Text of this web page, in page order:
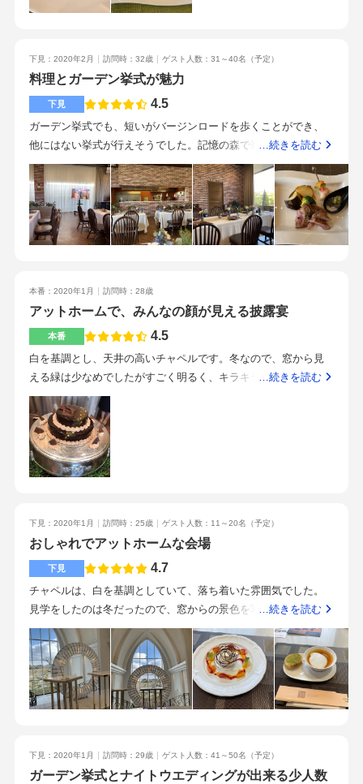
た。また、新郎新婦も当日料理を食べる時間があったので、美
で来るゲストがほとんどだったので気になりませんでした。(駅
から来るゲストにはタクシーを使ってもらいました)広い駐車場
があったのもとても良かったです。フレンドリーかつ安心感の
あるスタッフの方ばかりで、とてもありがたかったです。打ち
合わせも楽しくスムーズに進めてもらえました。前撮りや当日
の演出等も希望を全てかなえてもらえ、また、やりたいことは
そのままにコストを抑える提案もしていただけたりと、とても
助かりました。ゲストからも評判もとてもよく、後日「良い人
達だったね！」と多くのゲストから言ってもらえました。特に
を挙げて本当に良かったと思えました。私たちの不手際で起こ
ったハプニングにも柔軟に対応していただけて、とても助かり
ました。お料理もすごく美味しくて、また食べたいなと思うほ
どです。この式場に決めたのは、式場の雰囲気が自分達にピッ
タリだと思ったことと、見学の際に対応してくださったスタッ
フの方が素敵だったことと、試食したお料理がとても美味しか
ったことです。特に式場の人との相性は大事だと思います。式
の準備期間は何ヵ月と決して短くない期間なので、その時間も
楽しんで過ごしたいと思っていました。そのため、夫婦共に素
敵だなと感じたスタッフの方がいた式場に決めました。
なので希望にぴったりでした。パッケージプランを基本とした
ほどお料理を試食しましたが、お料理をかなり大事にされてい
るとだけあって、とても美味しかったです。オープンキッチン
から料理している様子がうかがえ、料理が出来るまでの音や匂
いただいた方にも喜ばれると思います。郡山駅から車で10分程
度と、駅から少し離れていますが、街から外れているので静か
な雰囲気でした。駅からの送迎バスも頼めます。(おそらく有料
だったと思います)わからないことだらけでしたが、ひとつひと
つ丁寧にお話して頂けました。とても話しやすく親身になって
こちらの話を聞いてくれたのでこちらも安心してお任せしたい
と思いました。少人数でアットホームな雰囲気が希望に合って
ただく方にも喜ばれると思います。スタッフの方にもお手伝い
頂きながら、自分達の好きなものを取り入れて、自分達らしい
友達だけ呼ぶなど、少人数の近い距離感で披露宴を行いたい方
にオススメです。
下見：2020年2月 訪問時：32歳 ゲスト人数：31～40名 （予定）
料理とガーデン挙式が魅力
下見 4.5
ガーデン挙式でも、短いがバージンロードを歩くことができ、
他にはない挙式が行えそうでした。記憶の森で挙式する場合
は、悪天候時や足の不自由な方には送迎もしてくれるようで
す。天井が高く、外から見た印象より、広く感じた。披露宴の
長テーブルテーブルもグループ毎に区切る事が可能。プロジェ
クターの映像をスクリーンでも上映出来るが、会場が小さいの
で2つのモニターでの上映が多いようです。良い食材を使ってい
ても固くなりにくい、サーロインを使用しているという事で、
席を外す事の多い結婚式ならではの配慮がされている印象。お
肉も小さくカットされておりナイフを使わなくてもお箸で食べ
カットしてもらえたり、調理場が近いからこそのサービスが魅
力的でした。立地は内環状線沿いでわかりやすい。駐車場も隣
接する記憶の森と一緒なので、多くの台数が停められます。披
露宴会場の大きな窓からの緑は、春夏の季節はキレイだろうな
と思えるのですが、向かいにあるしまむらさんの看板が少し気
になりました。説明も丁寧で、様々な質問にもお答え頂けまし
た。私たち二人が悩んでいると、スタッフがいると二人で話し
た。美味しい料理で参列者をおもてなししたいと思っていたの
で、料理はやはり美味しかった。子供用のメニューも年齢によ
い雰囲気を好まないカップルには良さそう。家族の更衣室は隣
接する記憶の森を利用し、移動してくるため、家族の控え室な
どはない。化粧室はキレイだが、女性用が1つしかなく少なく感
じた。
…続きを読む
本番：2020年1月 訪問時：28歳
アットホームで、みんなの顔が見える披露宴
本番 4.5
白を基調とし、天井の高いチャペルです。冬なので、窓から見
える緑は少なめでしたがすごく明るく、キラキラした雰囲気で
した。全体を見渡せて、招待者全員の顔が見える広さです。キ
ッチン併設なので、調理している音や匂いを感じられるし、な
により出来立てを配膳してもらえます。どの年代の参列者にも
美味しい！と言っていただけました。駅近ではないですが、タ
クシーで15分ほどなので不便さはありません。関わってくださ
クと進みました。盛大な披露宴を希望していなかったので、披
露宴会場の大きさや、ブラウン調の雰囲気でアットホームな披
露宴になりました。決め手は料理の美味しさと雰囲気でした。
…続きを読む
下見：2020年1月 訪問時：25歳 ゲスト人数：11～20名 （予定）
おしゃれでアットホームな会場
下見 4.7
チャペルは、白を基調としていて、落ち着いた雰囲気でした。
見学をしたのは冬だったので、窓からの景色を写真で見せてい
ただきましたが、新緑が会場に映えて素敵でした。昼と夜では
雰囲気が違って、どちらもよかったです。おしゃれなカフェの
ような雰囲気でした。少人数専門とのことで、温かいアットホ
ームな感じがしました。駅からは少し遠いですが、バス停が近
くにあったり、駐車場が広かったりと便利に感じました。少人
ても親切で、丁寧に対応してくださいました。ガーデンがある
ので子どもも飽きずに過ごせそうです。少人数での式や披露宴
…続きを読む
下見：2020年1月 訪問時：29歳 ゲスト人数：41～50名 （予定）
ガーデン挙式とナイトウエディングが出来る少人数